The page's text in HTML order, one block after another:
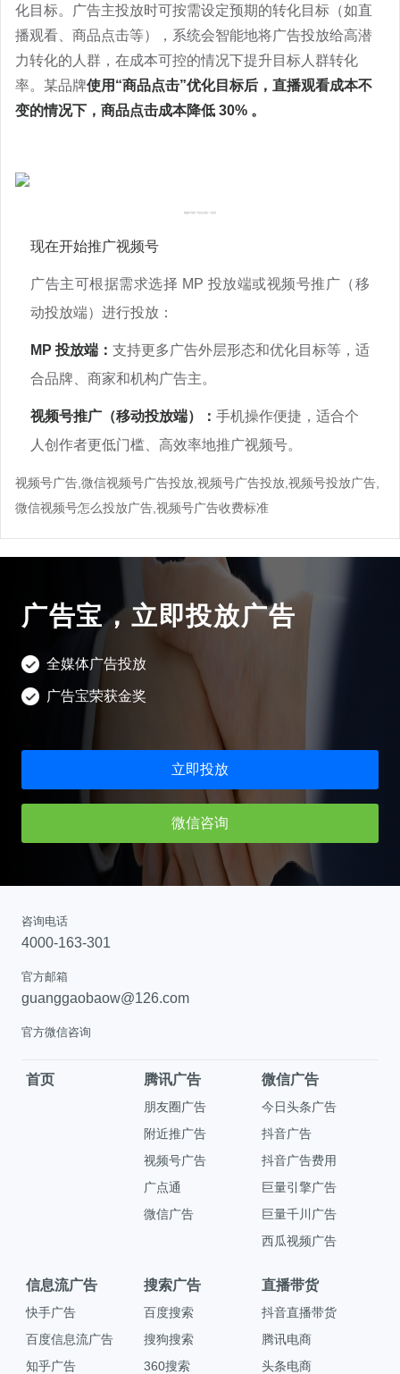
化目标。广告主投放时可按需设定预期的转化目标（如直
播观看、商品点击等），系统会智能地将广告投放给高潜
力转化的人群，在成本可控的情况下提升目标人群转化
率。某品牌使用 “商品点击”优化目标后，直播观看成本不
变的情况下，商品点击成本降低 30% 。
视频号推广优化目标一览表
现在开始推广视频号
广告主可根据需求选择 MP 投放端或视频号推广（移
动投放端）进行投放：
MP 投放端： 支持更多广告外层形态和优化目标等，适
合品牌、商家和机构广告主。
视频号推广（移动投放端）： 手机操作便捷，适合个
人创作者更低门槛、高效率地推广视频号。
视频号广告,微信视频号广告投放,视频号广告投放,视频号投放广告,
微信视频号怎么投放广告,视频号广告收费标准
广告宝，立即投放广告
全媒体广告投放
广告宝荣获金奖
立即投放
微信咨询
咨询电话
4000-163-301
官方邮箱
guanggaobaow@126.com
官方微信咨询
首页 腾讯广告
朋友圈广告
附近推广告
视频号广告
广点通
微信广告
微信广告
今日头条广告
抖音广告
抖音广告费用
巨量引擎广告
巨量千川广告
西瓜视频广告
信息流广告
快手广告
百度信息流广告
知乎广告
搜索广告
百度搜索
搜狗搜索
360搜索
直播带货
抖音直播带货
腾讯电商
头条电商